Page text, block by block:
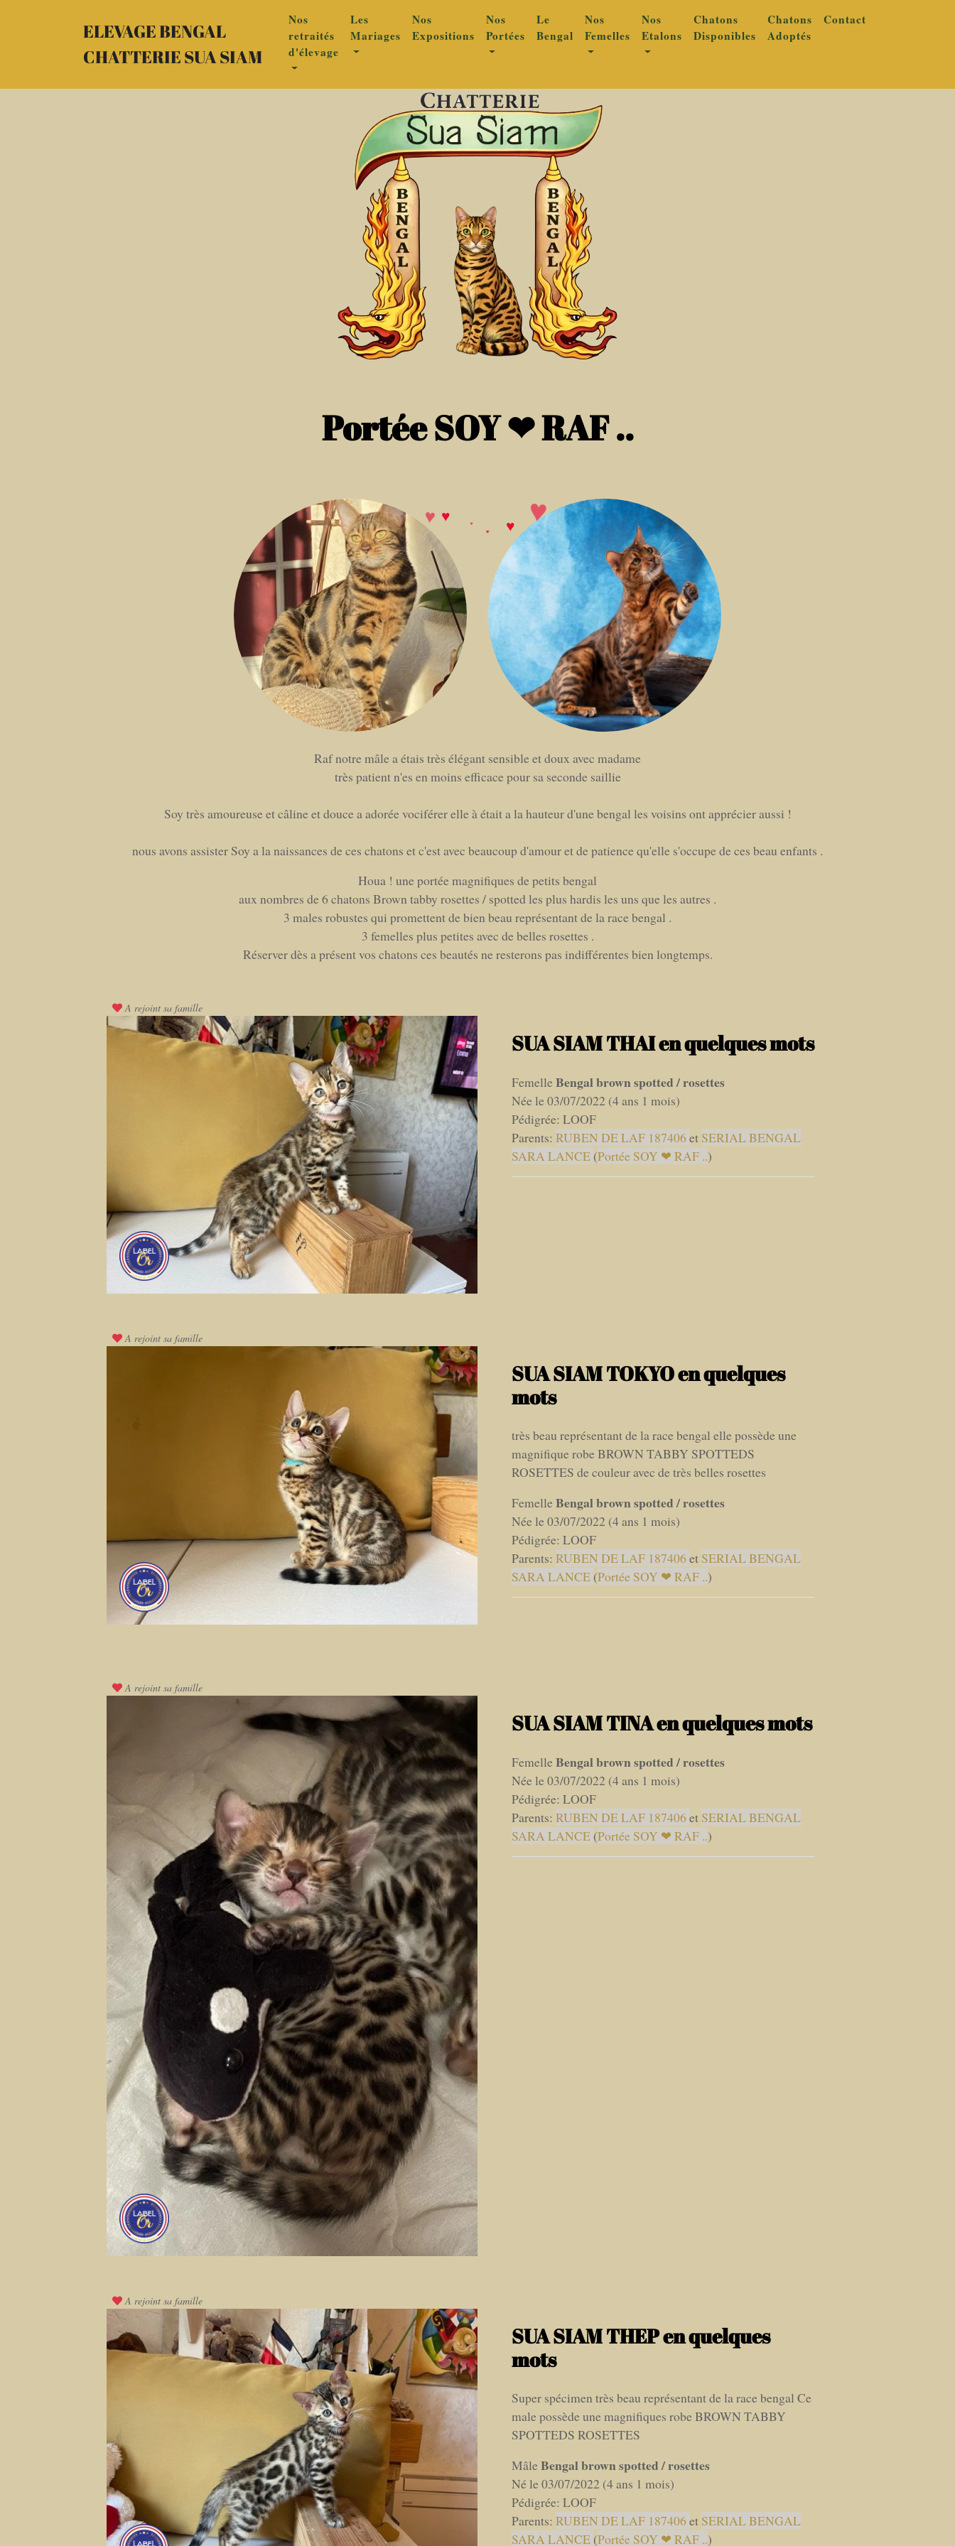
ELEVAGE BENGAL
CHATTERIE SUA SIAM
Nos
retraités
d'élevage
Les
Mariages
Nos
Expositions
Nos
Portées
Le
Bengal
Nos
Femelles
Nos
Etalons
Chatons
Disponibles
Chatons
Adoptés
Contact
Portée SOY ❤ RAF ..
♥
♥
♥
♥
♥
Raf notre mâle a étais très élégant sensible et doux avec madame
très patient n'es en moins efficace pour sa seconde saillie
Soy très amoureuse et câline et douce a adorée vociférer elle à était a la hauteur d'une bengal les voisins ont apprécier aussi !
nous avons assister Soy a la naissances de ces chatons et c'est avec beaucoup d'amour et de patience qu'elle s'occupe de ces beau enfants .
Houa ! une portée magnifiques de petits bengal
aux nombres de 6 chatons Brown tabby rosettes / spotted les plus hardis les uns que les autres .
3 males robustes qui promettent de bien beau représentant de la race bengal .
3 femelles plus petites avec de belles rosettes .
Réserver dès a présent vos chatons ces beautés ne resterons pas indifférentes bien longtemps.
A rejoint sa famille
SUA SIAM THAI en quelques mots
FemelleBengal brown spotted / rosettes
Née le 03/07/2022 (4 ans 1 mois)
Pédigrée: LOOF
Parents: RUBEN DE LAF 187406 et SERIAL BENGAL
SARA LANCE (Portée SOY ❤ RAF ..)
A rejoint sa famille
SUA SIAM TOKYO en quelques
mots
très beau représentant de la race bengal elle possède une
magnifique robe BROWN TABBY SPOTTEDS
ROSETTES de couleur avec de très belles rosettes
FemelleBengal brown spotted / rosettes
Née le 03/07/2022 (4 ans 1 mois)
Pédigrée: LOOF
Parents: RUBEN DE LAF 187406 et SERIAL BENGAL
SARA LANCE (Portée SOY ❤ RAF ..)
A rejoint sa famille
SUA SIAM TINA en quelques mots
FemelleBengal brown spotted / rosettes
Née le 03/07/2022 (4 ans 1 mois)
Pédigrée: LOOF
Parents: RUBEN DE LAF 187406 et SERIAL BENGAL
SARA LANCE (Portée SOY ❤ RAF ..)
A rejoint sa famille
SUA SIAM THEP en quelques
mots
Super spécimen très beau représentant de la race bengal Ce
male possède une magnifiques robe BROWN TABBY
SPOTTEDS ROSETTES
MâleBengal brown spotted / rosettes
Né le 03/07/2022 (4 ans 1 mois)
Pédigrée: LOOF
Parents: RUBEN DE LAF 187406 et SERIAL BENGAL
SARA LANCE (Portée SOY ❤ RAF ..)